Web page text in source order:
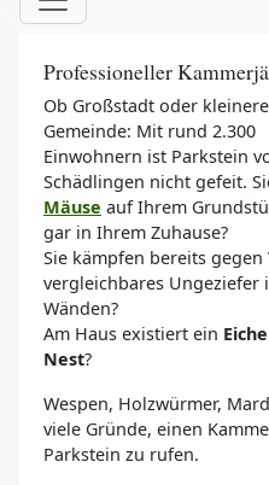
Professioneller
Ob Großstadt oder kleinere
Gemeinde: Mit rund 2.300
Einwohnern ist Parkstein
Schädlingen nicht gefeit.
Mäuse auf Ihrem
gar in Ihrem Zuhause?
Sie kämpfen bereits gegen
vergleichbares Ungeziefer
Wänden?
Am Haus existiert ein
Nest?
Wespen, Holzwürmer,
viele Gründe, einen
Parkstein zu rufen.